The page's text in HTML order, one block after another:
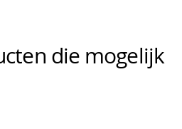
die mogelijk